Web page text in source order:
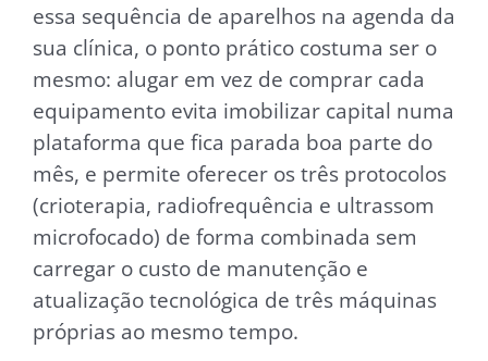
essa sequência de aparelhos na agenda da
sua clínica, o ponto prático costuma ser o
mesmo: alugar em vez de comprar cada
equipamento evita imobilizar capital numa
plataforma que fica parada boa parte do
mês, e permite oferecer os três protocolos
(crioterapia, radiofrequência e ultrassom
microfocado) de forma combinada sem
carregar o custo de manutenção e
atualização tecnológica de três máquinas
próprias ao mesmo tempo.